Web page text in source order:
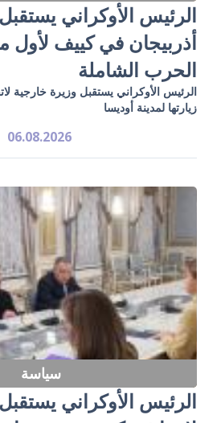
الرئيس الأوكراني
أذربيجان في كييف لأول
الحرب الشاملة
الرئيس الأوكراني يستقبل وزيرة خارجية
زيارتها لمدينة أوديسا
06.08.2026
سياسة
الرئيس الأوكراني